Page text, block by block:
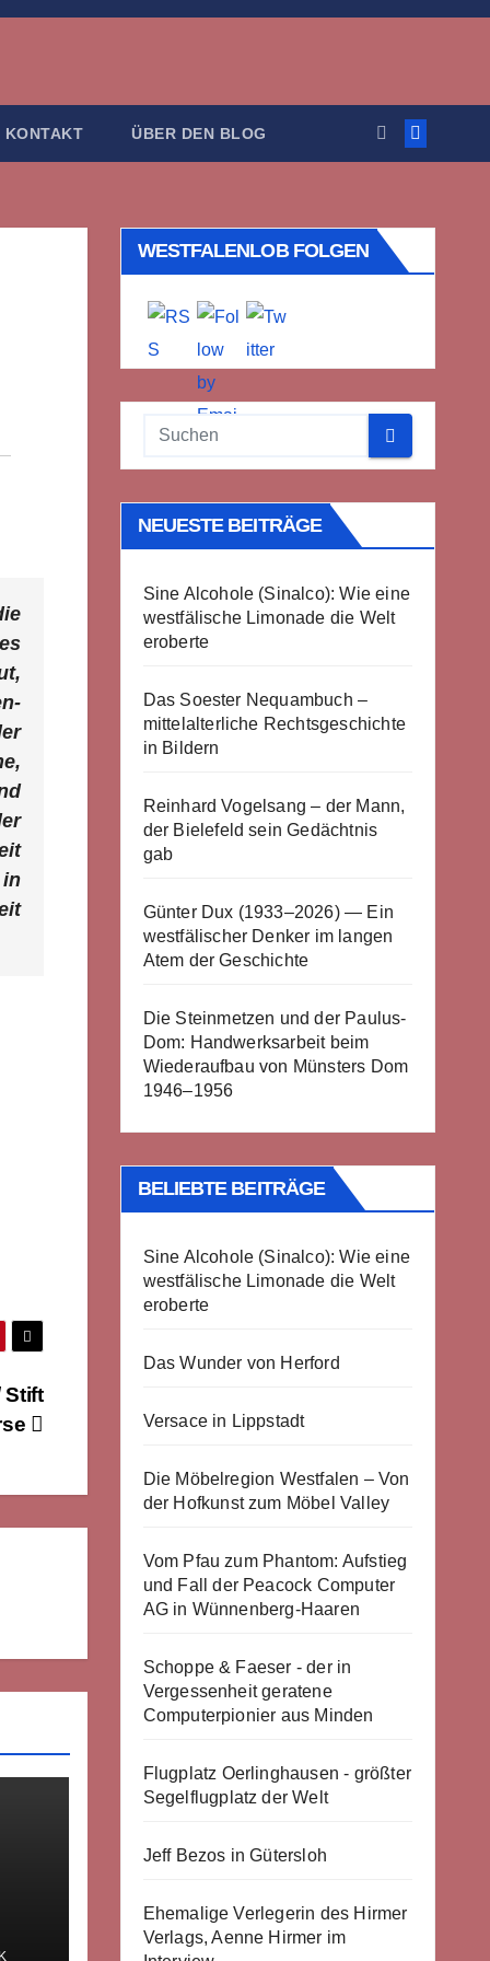
KONTAKT ÜBER DEN BLOG
Stift
WESTFALENLOB FOLGEN
NEUESTE BEITRÄGE
Sine Alcohole (Sinalco): Wie eine
westfälische Limonade die Welt
eroberte
Das Soester Nequambuch –
mittelalterliche Rechtsgeschichte
in Bildern
Reinhard Vogelsang – der Mann,
der Bielefeld sein Gedächtnis
gab
Günter Dux (1933–2026) — Ein
westfälischer Denker im langen
Atem der Geschichte
Die Steinmetzen und der Paulus-
Dom: Handwerksarbeit beim
Wiederaufbau von Münsters Dom
1946–1956
BELIEBTE BEITRÄGE
Sine Alcohole (Sinalco): Wie eine
westfälische Limonade die Welt
eroberte
Das Wunder von Herford
Versace in Lippstadt
Die Möbelregion Westfalen – Von
der Hofkunst zum Möbel Valley
Vom Pfau zum Phantom: Aufstieg
und Fall der Peacock Computer
AG in Wünnenberg-Haaren
Schoppe & Faeser - der in
Vergessenheit geratene
Computerpionier aus Minden
Flugplatz Oerlinghausen - größter
Segelflugplatz der Welt
Jeff Bezos in Gütersloh
Ehemalige Verlegerin des Hirmer
Verlags, Aenne Hirmer im